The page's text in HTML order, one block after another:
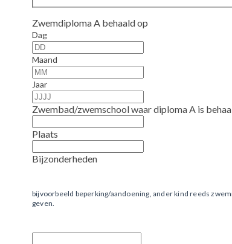
Zwemdiploma A behaald op
Dag
Maand
Jaar
Zwembad/zwemschool waar diploma A is
Plaats
Bijzonderheden
bijvoorbeeld beperking/aandoening, ander kind reeds
geven.